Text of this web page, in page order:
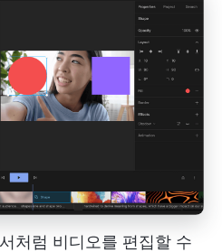
처럼 비디오를 편집할 수